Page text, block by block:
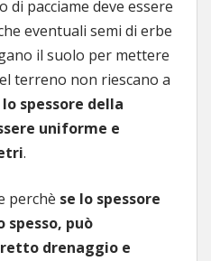
di pacciame deve essere
eventuali semi di erbe
il suolo per mettere
terreno non riescano a
lo spessore della
uniforme e
.
perchè se lo spessore
spesso, può
drenaggio e